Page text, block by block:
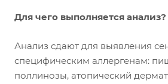
Для чего выполняется анализ?
Анализ сдают для выявления
специфическим аллергенам:
поллинозы, атопический